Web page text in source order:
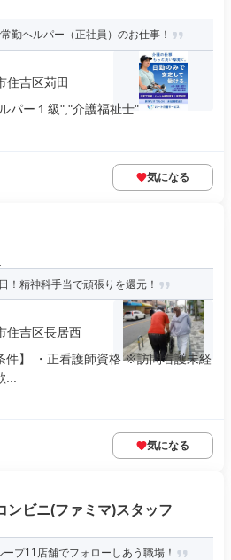
勤ヘルパー（正社員）のお仕事！
住吉区苅田
パー１級","介護福祉士"
気になる
！精神科手当で頑張りを還元！
住吉区長居西
件】 ・正看護師資格 ※訪問看護未経
気になる
ンビニ(ファミマ)スタッフ
プ11店舗でフォローしあう職場！